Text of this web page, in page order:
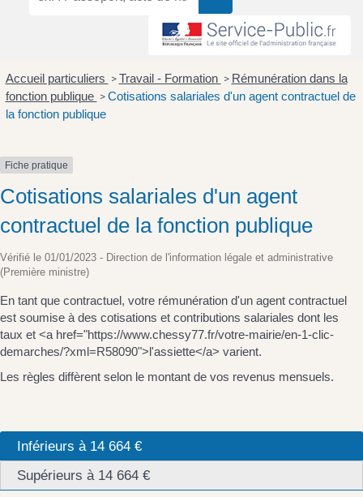
Accueil particuliers > Travail - Formation > Rémunération dans la
fonction publique > Cotisations salariales d'un agent contractuel de
la fonction publique
Fiche pratique
Cotisations salariales d'un agent
contractuel de la fonction publique
Vérifié le 01/01/2023 - Direction de l'information légale et administrative
(Première ministre)
En tant que contractuel, votre rémunération d'un agent contractuel
est soumise à des cotisations et contributions salariales dont les
taux et <a href="https://www.chessy77.fr/votre-mairie/en-1-clic-
demarches/?xml=R58090">l'assiette</a> varient.
Les règles diffèrent selon le montant de vos revenus mensuels.
Inférieurs à 14 664 €
Supérieurs à 14 664 €